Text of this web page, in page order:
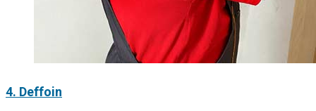
4. Deffoin